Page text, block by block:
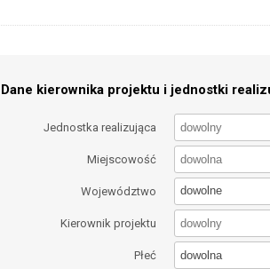
Dane kierownika projektu i jednostki
Jednostka realizująca
Miejscowość
Województwo dowolne
Kierownik projektu
Płeć dowolna